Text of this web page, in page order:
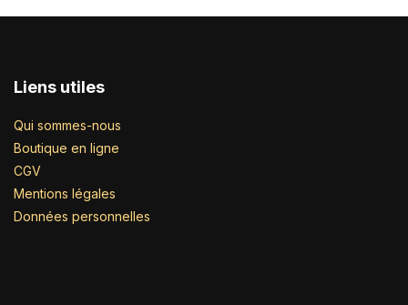
Liens utiles
Qui sommes-nous
Boutique en ligne
CGV
Mentions légales
Données personnelles